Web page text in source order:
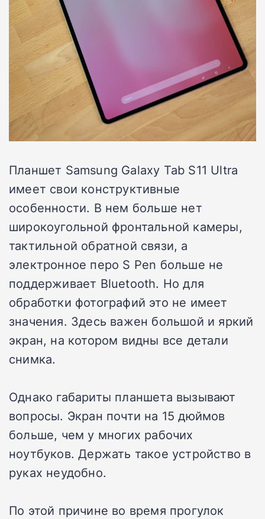
Планшет Samsung Galaxy Tab S11 Ultra
имеет свои конструктивные
особенности. В нем больше нет
широкоугольной фронтальной камеры,
тактильной обратной связи, а
электронное перо S Pen больше не
поддерживает Bluetooth. Но для
обработки фотографий это не имеет
значения. Здесь важен большой и яркий
экран, на котором видны все детали
снимка.
Однако габариты планшета вызывают
вопросы. Экран почти на 15 дюймов
больше, чем у многих рабочих
ноутбуков. Держать такое устройство в
руках неудобно.
По этой причине во время прогулок